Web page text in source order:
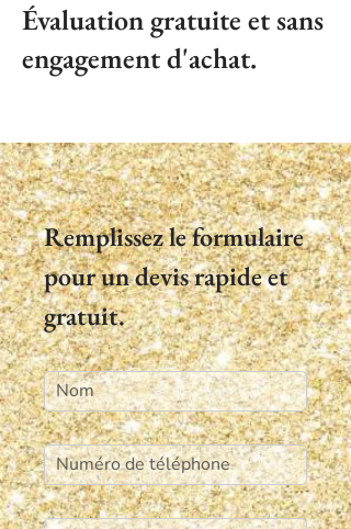
Évaluation gratuite et sans
engagement d'achat.
Remplissez le formulaire
pour un devis rapide et
gratuit.